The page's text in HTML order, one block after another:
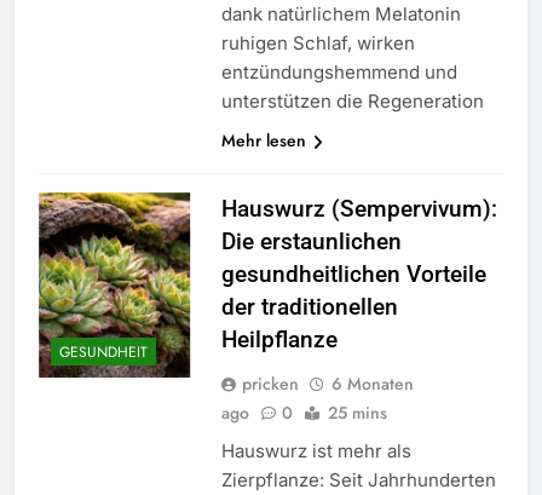
dank natürlichem Melatonin
ruhigen Schlaf, wirken
entzündungshemmend und
unterstützen die Regeneration
Mehr lesen
GESUNDHEIT
Hauswurz (Sempervivum):
Die erstaunlichen
gesundheitlichen Vorteile
der traditionellen
Heilpflanze
pricken
6 Monaten
ago
0 25 mins
Hauswurz ist mehr als
Zierpflanze: Seit Jahrhunderten